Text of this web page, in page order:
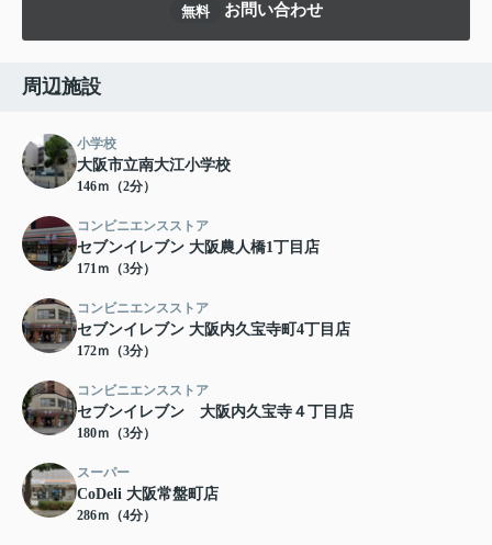
無料 お問い合わせ
周辺施設
小学校
大阪市立南大江小学校
146ｍ（2分）
コンビニエンスストア
セブンイレブン 大阪農人橋1丁目店
171ｍ（3分）
コンビニエンスストア
セブンイレブン 大阪内久宝寺町4丁目店
172ｍ（3分）
コンビニエンスストア
セブンイレブン 大阪内久宝寺４丁目店
180ｍ（3分）
スーパー
CoDeli 大阪常盤町店
286ｍ（4分）